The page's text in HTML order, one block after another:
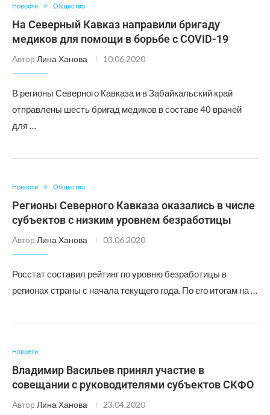
Новости Общество
На Северный Кавказ направили бригаду
медиков для помощи в борьбе с COVID-19
Автор Лина Ханова 10.06.2020
В регионы Северного Кавказа и в Забайкальский край
отправлены шесть бригад медиков в составе 40 врачей
для …
Новости Общество
Регионы Северного Кавказа оказались в числе
субъектов с низким уровнем безработицы
Автор Лина Ханова 03.06.2020
Росстат составил рейтинг по уровню безработицы в
регионах страны с начала текущего года. По его итогам на …
Новости
Владимир Васильев принял участие в
совещании с руководителями субъектов СКФО
Автор Лина Ханова 23.04.2020